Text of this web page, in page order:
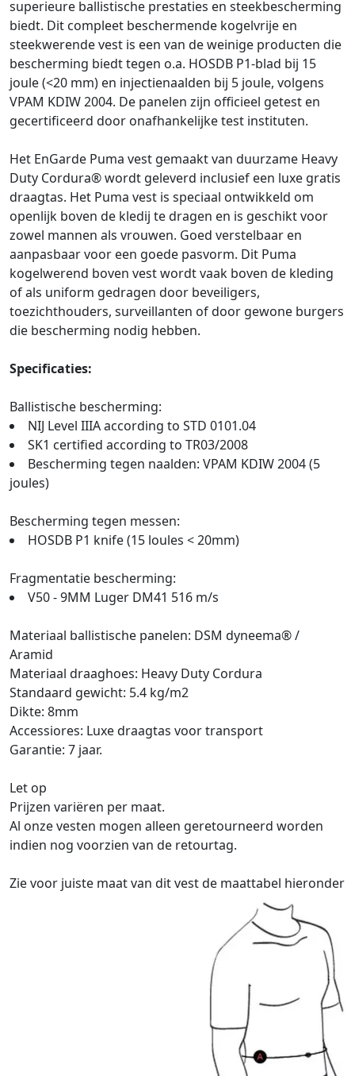
superieure ballistische prestaties en steekbescherming
biedt. Dit compleet beschermende kogelvrije en
steekwerende vest is een van de weinige producten die
bescherming biedt tegen o.a. HOSDB P1-blad bij 15
joule (<20 mm) en injectienaalden bij 5 joule, volgens
VPAM KDIW 2004. De panelen zijn officieel getest en
gecertificeerd door onafhankelijke test instituten.
Het EnGarde Puma vest gemaakt van duurzame Heavy
Duty Cordura® wordt geleverd inclusief een luxe gratis
draagtas. Het Puma vest is speciaal ontwikkeld om
openlijk boven de kledij te dragen en is geschikt voor
zowel mannen als vrouwen. Goed verstelbaar en
aanpasbaar voor een goede pasvorm. Dit Puma
kogelwerend boven vest wordt vaak boven de kleding
of als uniform gedragen door beveiligers,
toezichthouders, surveillanten of door gewone burgers
die bescherming nodig hebben.
Specificaties:
Ballistische bescherming:
NIJ Level IIIA according to STD 0101.04
SK1 certified according to TR03/2008
Bescherming tegen naalden: VPAM KDIW 2004 (5
joules)
Bescherming tegen messen:
HOSDB P1 knife (15 loules < 20mm)
Fragmentatie bescherming:
V50 - 9MM Luger DM41 516 m/s
Materiaal ballistische panelen: DSM dyneema® /
Aramid
Materiaal draaghoes: Heavy Duty Cordura
Standaard gewicht: 5.4 kg/m2
Dikte: 8mm
Accessiores: Luxe draagtas voor transport
Garantie: 7 jaar.
Let op
Prijzen variëren per maat.
Al onze vesten mogen alleen geretourneerd worden
indien nog voorzien van de retourtag.
Zie voor juiste maat van dit vest de maattabel hieronder